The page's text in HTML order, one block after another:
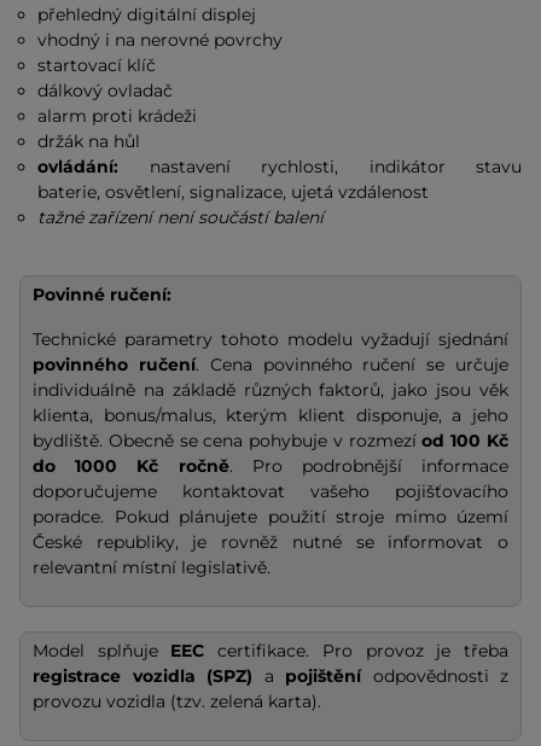
přehledný digitální displej
vhodný i na nerovné povrchy
startovací klíč
dálkový ovladač
alarm proti krádeži
držák na hůl
ovládání: nastavení rychlosti, indikátor stavu
baterie, osvětlení, signalizace, ujetá vzdálenost
tažné zařízení není součástí balení
Povinné ručení:
Technické parametry tohoto modelu vyžadují sjednání
povinného ručení. Cena povinného ručení se určuje
individuálně na základě různých faktorů, jako jsou věk
klienta, bonus/malus, kterým klient disponuje, a jeho
bydliště. Obecně se cena pohybuje v rozmezíod 100 Kč
do 1000 Kč ročně. Pro podrobnější informace
doporučujeme kontaktovat vašeho pojišťovacího
poradce. Pokud plánujete použití stroje mimo území
České republiky, je rovněž nutné se informovat o
relevantní místní legislativě.
Model splňuje EECcertifikace. Pro provoz je třeba
registrace vozidla (SPZ) a pojištění odpovědnosti z
provozu vozidla (tzv. zelená karta).